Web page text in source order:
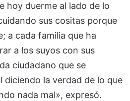
hoy duerme al lado de lo
sus cositas porque
a cada familia que ha
a los suyos con sus
ciudadano que se
diciendo la verdad de lo que
nada mal», expresó.